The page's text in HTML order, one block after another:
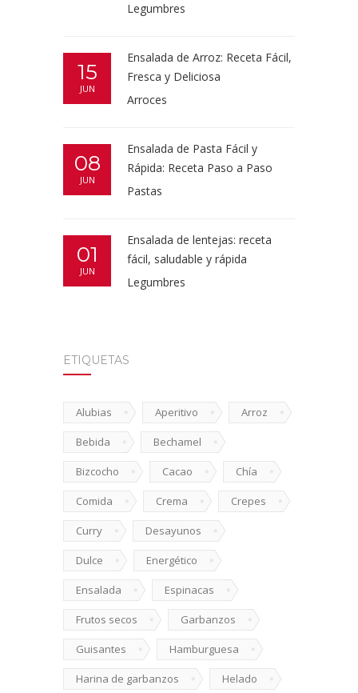
Legumbres
15
JUN
Ensalada de Arroz: Receta Fácil,
Fresca y Deliciosa
Arroces
08
JUN
Ensalada de Pasta Fácil y
Rápida: Receta Paso a Paso
Pastas
01
JUN
Ensalada de lentejas: receta
fácil, saludable y rápida
Legumbres
ETIQUETAS
Alubias Aperitivo Arroz
Bebida Bechamel
Bizcocho Cacao Chía
Comida Crema Crepes
Curry Desayunos
Dulce Energético
Ensalada Espinacas
Frutos secos Garbanzos
Guisantes Hamburguesa
Harina de garbanzos Helado